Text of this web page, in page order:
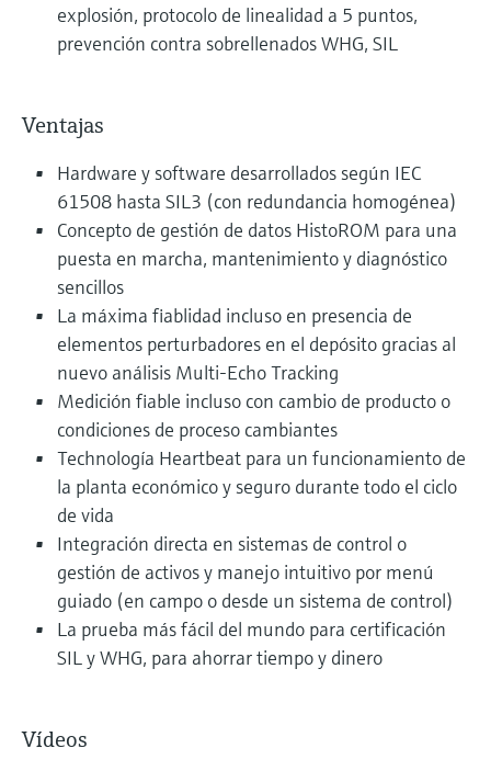
explosión, protocolo de linealidad a 5 puntos,
prevención contra sobrellenados WHG, SIL
Ventajas
Hardware y software desarrollados según IEC
61508 hasta SIL3 (con redundancia homogénea)
Concepto de gestión de datos HistoROM para una
puesta en marcha, mantenimiento y diagnóstico
sencillos
La máxima fiablidad incluso en presencia de
elementos perturbadores en el depósito gracias al
nuevo análisis Multi-Echo Tracking
Medición fiable incluso con cambio de producto o
condiciones de proceso cambiantes
Technología Heartbeat para un funcionamiento de
la planta económico y seguro durante todo el ciclo
de vida
Integración directa en sistemas de control o
gestión de activos y manejo intuitivo por menú
guiado (en campo o desde un sistema de control)
La prueba más fácil del mundo para certificación
SIL y WHG, para ahorrar tiempo y dinero
Vídeos